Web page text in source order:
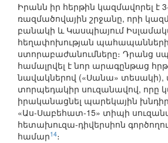
Իրանն իր հերթին կազմավորել է
ռազմածովային շրջանը, որի
բանակի և Կասպիայում
հեղափոխության պահապանների
ստորաբաժանումները։ Դրանց
համալրվել է նոր արագընթաց
նավակներով («Սանա» տեսակի),
տորպեդակիր սուզանավով, որը
իրականացնել պարեկային
«Աս-Սաբեհատ-15» տիպի
հետախուզա-դիվերսիոն
համար14։